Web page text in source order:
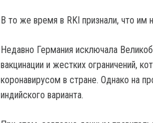
В то же время в RKI признали, что им
Недавно Германия исключала
вакцинации и жестких ограничений,
коронавирусом в стране. Однако на
индийского варианта.